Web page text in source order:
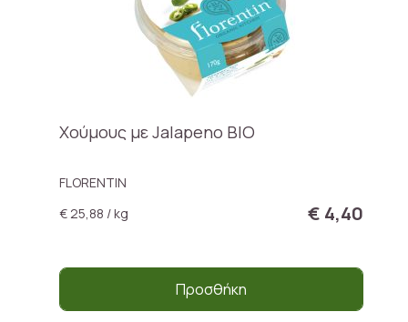
Χούμους με Jalapeno ΒΙΟ
FLORENTIN
€ 25,88 / kg
€ 4,40
Προσθήκη